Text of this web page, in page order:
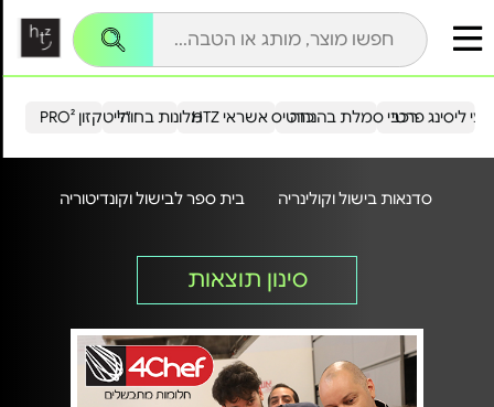
הייטקזון PRO²מלונות בחו"ל כרטיס אשראי HTZ ליסינג פרטירכבי סמלת בהנחה
סדנאות בישול וקולינריה בית ספר לבישול וקונדיטוריה
סינון תוצאות